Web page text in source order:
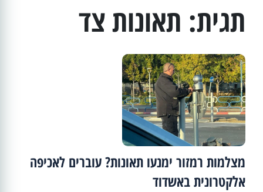
תגית: תאונות צד
מצלמות רמזור ימנעו תאונות? עוברים לאכיפה
אלקטרונית באשדוד